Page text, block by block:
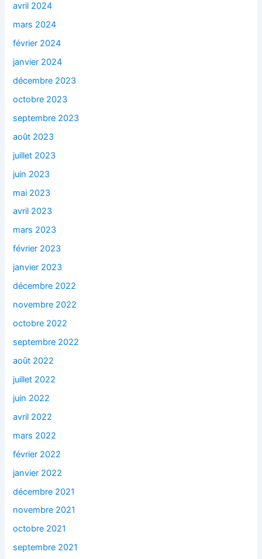
avril 2024
mars 2024
février 2024
janvier 2024
décembre 2023
octobre 2023
septembre 2023
août 2023
juillet 2023
juin 2023
mai 2023
avril 2023
mars 2023
février 2023
janvier 2023
décembre 2022
novembre 2022
octobre 2022
septembre 2022
août 2022
juillet 2022
juin 2022
avril 2022
mars 2022
février 2022
janvier 2022
décembre 2021
novembre 2021
octobre 2021
septembre 2021